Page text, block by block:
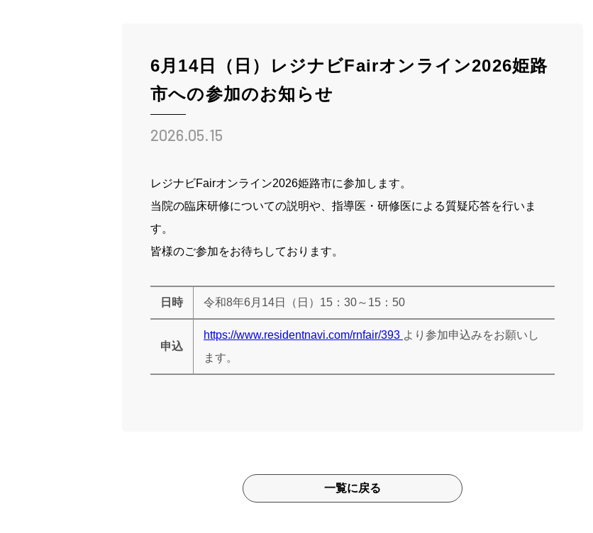
姫路ってこんな街
お知らせ
ブログ
病院ホームページ
スタッフ専用ページ
6月14日（日）レジナビFairオンライン2026姫路
市への参加のお知らせ
2026.05.15
レジナビFairオンライン2026姫路市に参加します。
当院の臨床研修についての説明や、指導医・研修医による質疑応答を行いま
す。
皆様のご参加をお待ちしております。
日時 令和8年6月14日（日） 15 ： 30～ 15 ： 50
申込
https://www.residentnavi.com/rnfair/393 より参加申込みをお願いし
ます。
一覧に戻る